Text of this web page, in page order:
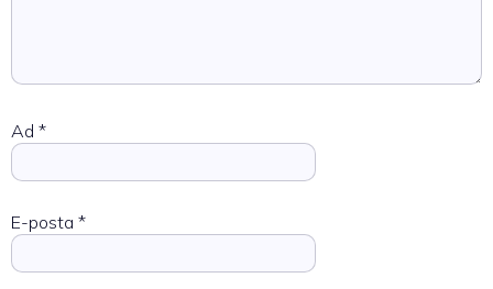
Ad *
E-posta *